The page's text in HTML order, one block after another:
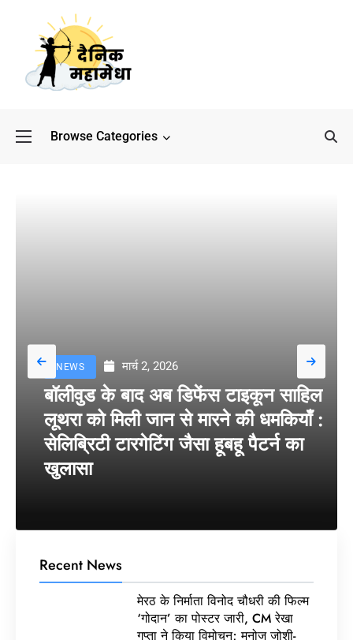
Browse Categories
NEWS मार्च 2, 2026
बॉलीवुड के बाद अब डिफेंस टाइकून साहिल
लूथरा को मिली जान से मारने की धमकियाँ :
सेलिब्रिटी टारगेटिंग जैसा हूबहू पैटर्न का
खुलासा
Recent News
मेरठ के निर्माता विनोद चौधरी की फिल्म
‘गोदान’ का पोस्टर जारी, CM रेखा
गुप्ता ने किया विमोचन; मनोज जोशी-